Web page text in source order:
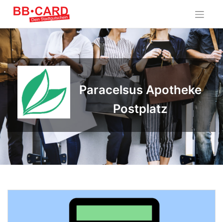
Paracelsus Apotheke
Postplatz